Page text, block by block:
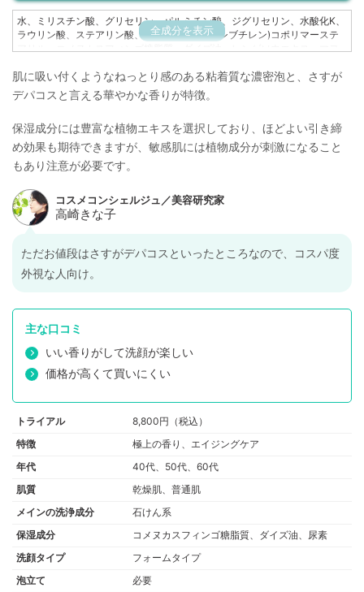
全成分を表示
水、ミリスチン酸、グリセリン、パルミチン酸、ジグリセリン、水酸化K、
ラウリン酸、ステアリン酸、(グリセリン/オキシブチレン)コポリマーステ
アリル、コメヌカスフィンゴ糖脂質、ダイズ油、レンゲソウエキス、マヨ
サン酸/ステアリン酸/アジピン酸)グリセリル、PEG-32、PEG-6、トリデセ
ス-4カルボン酸Na、BG、エタノール、尿素、レシチン、ポリクオタニウ
ム-7、セルロースガム、ポリクオタニウム-39、ポリクオタニウム-6、
肌に吸い付くようなねっとり感のある粘着質な濃密泡と、さすが
デパコスと言える華やかな香りが特徴。
保湿成分には豊富な植物エキスを選択しており、ほどよい引き締
め効果も期待できますが、敏感肌には植物成分が刺激になること
もあり注意が必要です。
ただお値段はさすがデパコスといったところなので、コスパ度
外視な人向け。
主な口コミ
いい香りがして洗顔が楽しい
価格が高くて買いにくい
トライアル
8,800円（税込）
特徴
極上の香り、エイジングケア
年代
40代、50代、60代
肌質
乾燥肌、普通肌
メインの洗浄成分
石けん系
保湿成分
コメヌカスフィンゴ糖脂質、ダイズ油、尿素
洗顔タイプ
フォームタイプ
泡立て
必要